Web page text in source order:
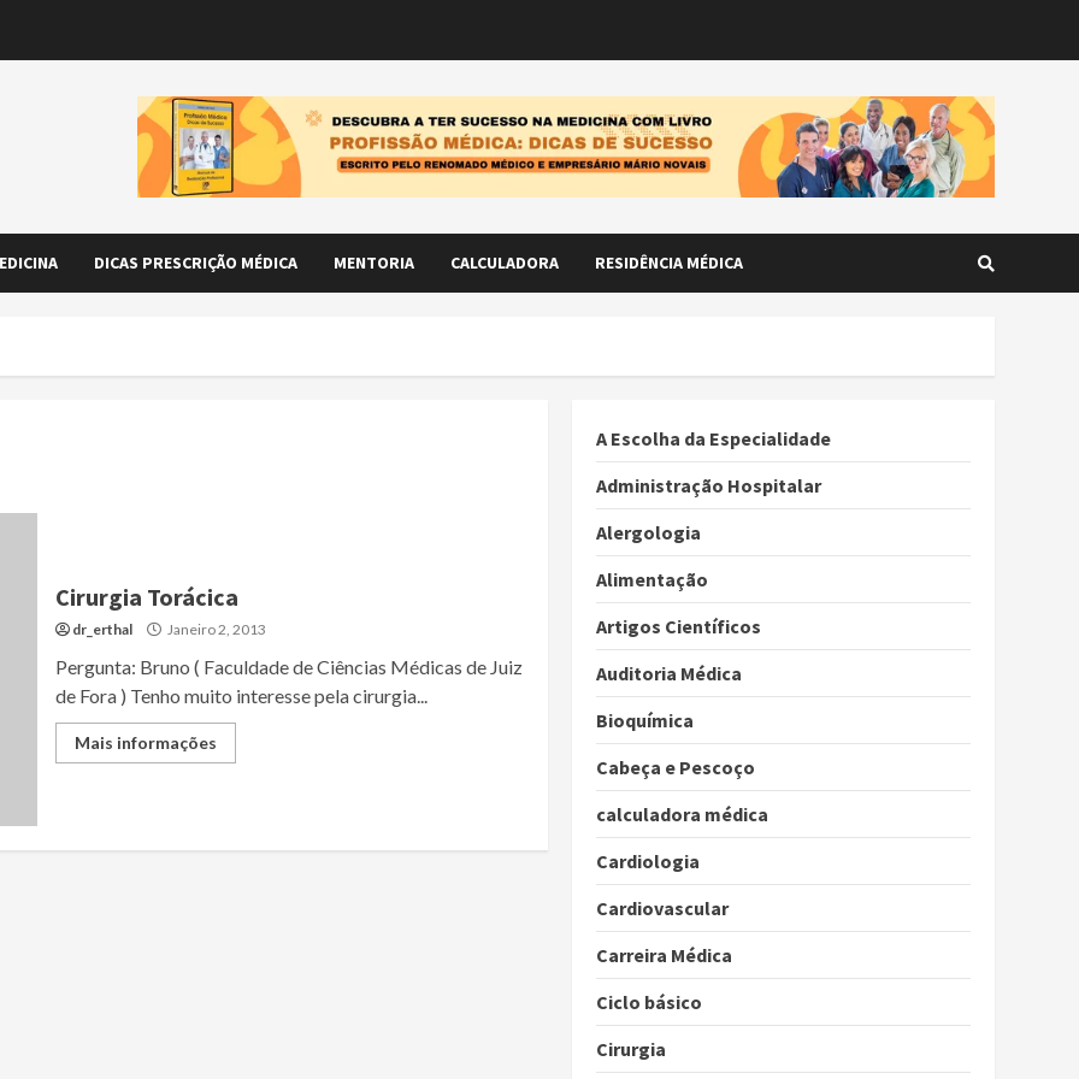
DICAS PRESCRIÇÃO MÉDICA MENTORIA CALCULADORA RESIDÊNCIA MÉDICA
Cirurgia Torácica
dr_erthal Janeiro 2, 2013
Pergunta: Bruno ( Faculdade de Ciências Médicas de Juiz
de Fora ) Tenho muito interesse pela cirurgia...
Mais informações
A Escolha da Especialidade
Administração Hospitalar
Alergologia
Alimentação
Artigos Científicos
Auditoria Médica
Bioquímica
Cabeça e Pescoço
calculadora médica
Cardiologia
Cardiovascular
Carreira Médica
Ciclo básico
Cirurgia